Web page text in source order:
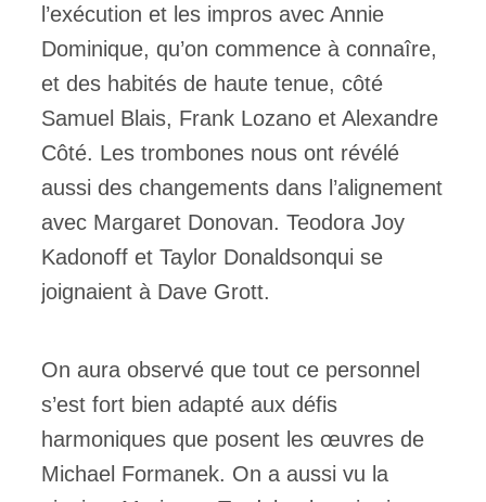
l’exécution et les impros avec Annie
Dominique, qu’on commence à connaîre,
et des habités de haute tenue, côté
Samuel Blais, Frank Lozano et Alexandre
Côté. Les trombones nous ont révélé
aussi des changements dans l’alignement
avec Margaret Donovan. Teodora Joy
Kadonoff et Taylor Donaldsonqui se
joignaient à Dave Grott.
On aura observé que tout ce personnel
s’est fort bien adapté aux défis
harmoniques que posent les œuvres de
Michael Formanek. On a aussi vu la